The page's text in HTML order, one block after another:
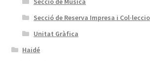
Secció de Reserva Impresa i
Unitat Gràfica
Haidé